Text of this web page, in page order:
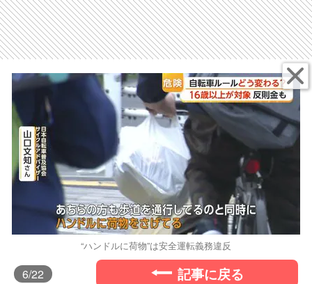
“ハンドルに荷物”は安全運転義務違反
6/22 記事に戻る